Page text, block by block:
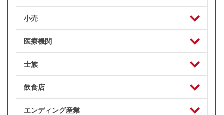
小売
医療機関
士族
飲食店
エンディング産業